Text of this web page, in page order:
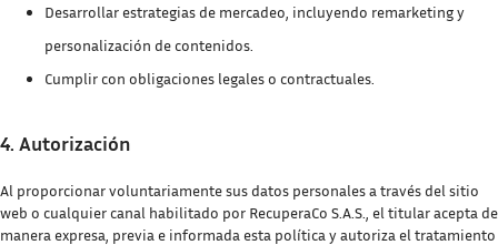
Desarrollar estrategias de mercadeo, incluyendo remarketing y
personalización de contenidos.
Cumplir con obligaciones legales o contractuales.
4. Autorización
Al proporcionar voluntariamente sus datos personales a través del sitio
web o cualquier canal habilitado por RecuperaCo S.A.S., el titular acepta de
manera expresa, previa e informada esta política y autoriza el tratamiento